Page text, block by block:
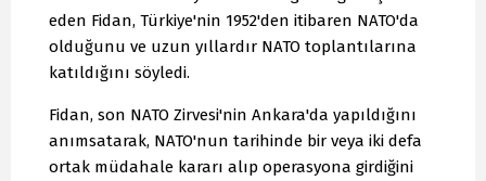
eden Fidan, Türkiye'nin 1952'den itibaren NATO'da
olduğunu ve uzun yıllardır NATO toplantılarına
katıldığını söyledi.
Fidan, son NATO Zirvesi'nin Ankara'da yapıldığını
anımsatarak, NATO'nun tarihinde bir veya iki defa
ortak müdahale kararı alıp operasyona girdiğini